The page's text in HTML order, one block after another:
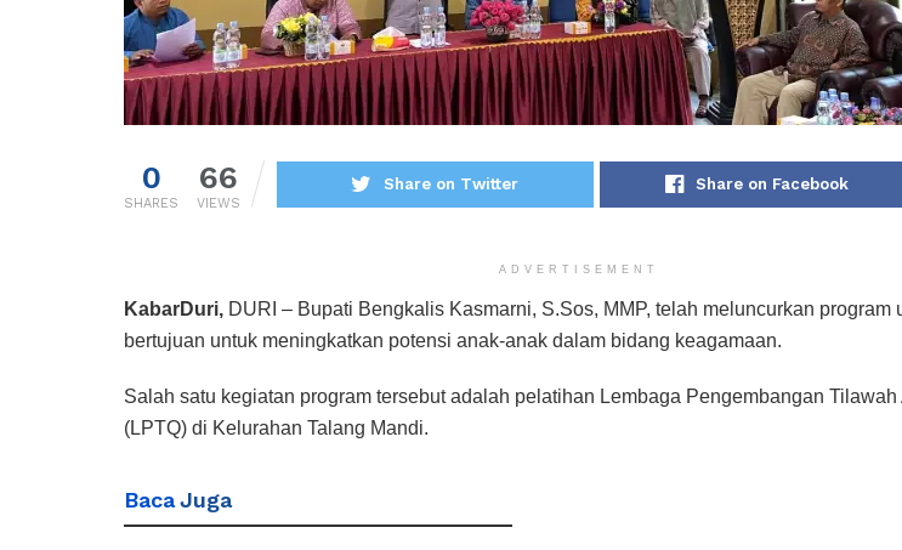
0
SHARES
66
VIEWS
Share on Twitter Share on Facebook
ADVERTISEMENT
KabarDuri, DURI – Bupati Bengkalis Kasmarni, S.Sos, MMP, telah meluncurkan program
bertujuan untuk meningkatkan potensi anak-anak dalam bidang keagamaan.
Salah satu kegiatan program tersebut adalah pelatihan Lembaga Pengembangan Tilawah
(LPTQ) di Kelurahan Talang Mandi.
BacaJuga